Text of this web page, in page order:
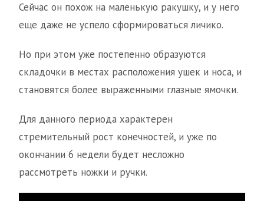
Сейчас он похож на маленькую ракушку, и у него
еще даже не успело сформироваться личико.
Но при этом уже постепенно образуются
складочки в местах расположения ушек и носа, и
становятся более выраженными глазные ямочки.
Для данного периода характерен
стремительный рост конечностей, и уже по
окончании 6 недели будет несложно
рассмотреть ножки и ручки.